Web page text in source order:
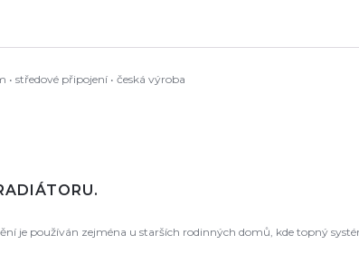
středové připojení • česká výroba
je používán zejména u starších rodinných domů, kde topný